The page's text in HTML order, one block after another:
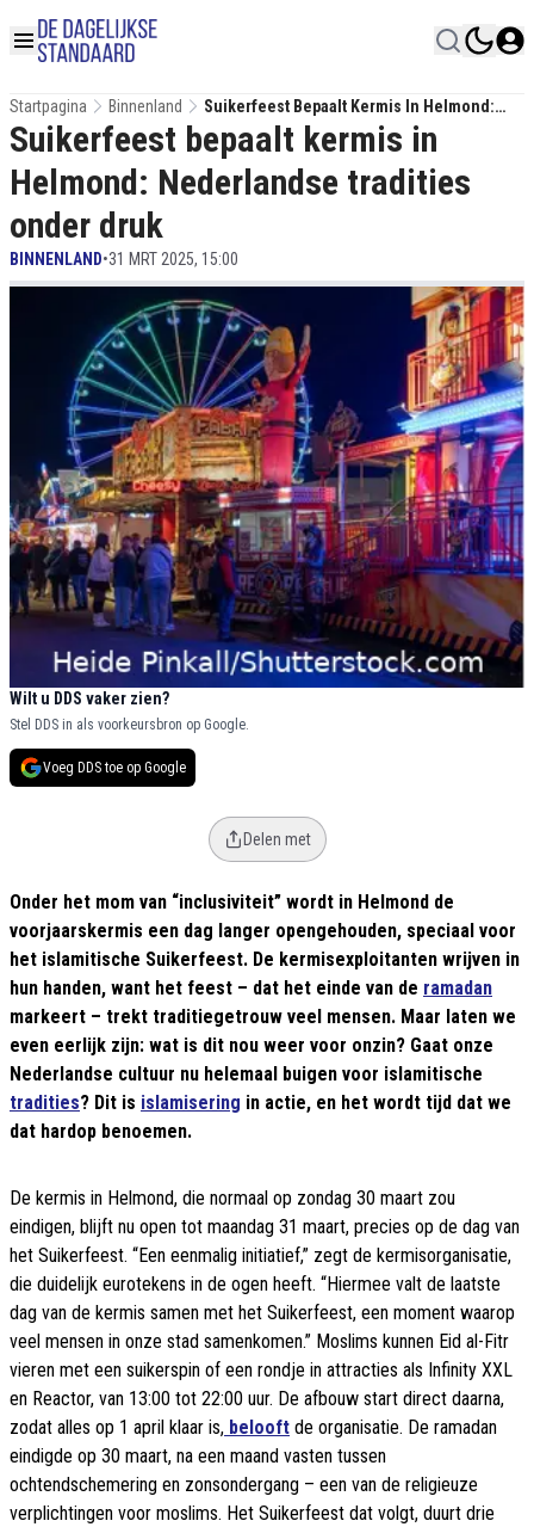
Startpagina Binnenland
Suikerfeest Bepaalt Kermis In Helmond:
Nederlandse Tradities Onder Druk
Suikerfeest bepaalt kermis in
Helmond: Nederlandse tradities
onder druk
BINNENLAND•31 MRT 2025, 15:00
Wilt u DDS vaker zien?
Stel DDS in als voorkeursbron op Google.
Voeg DDS toe op Google
Delen met
Onder het mom van “inclusiviteit” wordt in Helmond de
voorjaarskermis een dag langer opengehouden, speciaal voor
het islamitische Suikerfeest. De kermisexploitanten wrijven in
hun handen, want het feest – dat het einde van de ramadan
markeert – trekt traditiegetrouw veel mensen. Maar laten we
even eerlijk zijn: wat is dit nou weer voor onzin? Gaat onze
Nederlandse cultuur nu helemaal buigen voor islamitische
tradities? Dit is islamisering in actie, en het wordt tijd dat we
dat hardop benoemen.
De kermis in Helmond, die normaal op zondag 30 maart zou
eindigen, blijft nu open tot maandag 31 maart, precies op de dag van
het Suikerfeest. “Een eenmalig initiatief,” zegt de kermisorganisatie,
die duidelijk eurotekens in de ogen heeft. “Hiermee valt de laatste
dag van de kermis samen met het Suikerfeest, een moment waarop
veel mensen in onze stad samenkomen.” Moslims kunnen Eid al-Fitr
vieren met een suikerspin of een rondje in attracties als Infinity XXL
en Reactor, van 13:00 tot 22:00 uur. De afbouw start direct daarna,
zodat alles op 1 april klaar is, belooft de organisatie. De ramadan
eindigde op 30 maart, na een maand vasten tussen
ochtendschemering en zonsondergang – een van de religieuze
verplichtingen voor moslims. Het Suikerfeest dat volgt, duurt drie